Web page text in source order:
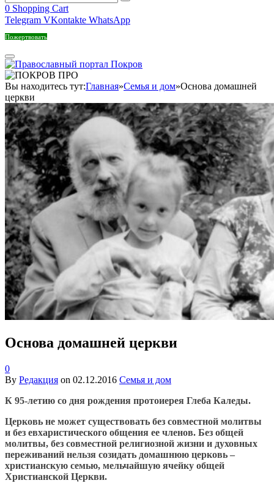
0 Shopping Cart
Telegram VKontakte WhatsApp
Пожертвовать
Вы находитесь тут:Главная»Семья и дом»Основа домашней
церкви
Основа домашней церкви
0
By Редакция on 02.12.2016 Семья и дом
К 95-летию со дня рождения протоиерея Глеба Каледы.
Церковь не может существовать без совместной молитвы
и без евхаристического общения ее членов. Без общей
молитвы, без совместной религиозной жизни и духовных
переживаний нельзя созидать домашнюю церковь –
христианскую семью, мельчайшую ячейку общей
Христианской Церкви.